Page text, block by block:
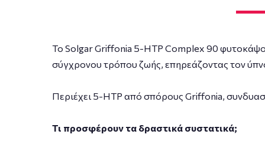
Το Solgar Griffonia 5-HTP Complex 90
σύγχρονου τρόπου ζωής, επηρεάζοντας τον
Περιέχει 5-HTP από σπόρους Griffonia,
Τι προσφέρουν τα δραστικά συστατικά;